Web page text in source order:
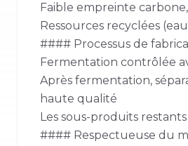
Faible empreinte
Ressources recyclées
#### Processus de
Fermentation contrôlée
Après fermentation,
haute qualité
Les sous-produits
#### Respectueuse du